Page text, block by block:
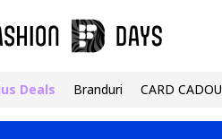
Deals Branduri CARD CADOU